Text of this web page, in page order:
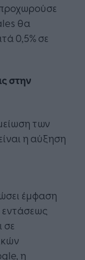
θα
0,5% σε
στην
των
η αύξηση
έμφαση
εντάσεως
σε
η